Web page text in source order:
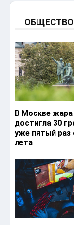
ОБЩЕСТВО
В Москве жара
достигла 30
уже пятый раз
лета